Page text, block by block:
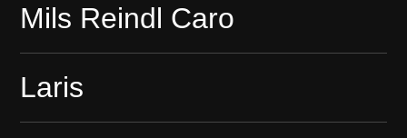
Mils Reindl Caro
Laris